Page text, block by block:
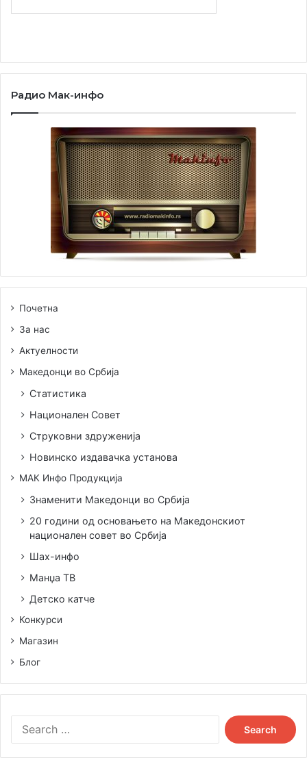
Радио Мак-инфо
Почетна
За нас
Актуелности
Македонци во Србија
Статистика
Национален Совет
Струковни здруженија
Новинско издавачка установа
МАК Инфо Продукција
Знаменити Македонци во Србија
20 години од основањето на Македонскиот
национален совет во Србија
Шах-инфо
Манџа ТВ
Детско катче
Конкурси
Магазин
Блог